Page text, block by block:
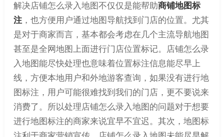
解决店铺怎么录入地图不仅仅是能帮助商铺地图标
注，也方便用户通过地图导航找到门店的位置。尤其
是对于商家而言，基本都会考虑在几个主流导航地图
甚至是全网地图上面进行门店位置标记。店铺怎么录
入地图能尽快处理也意味着位置标注信息能尽早上
线，方便本地用户和外地游客查询，如果没有进行地
图标注，用户可能很难找到我们的门店，更不要说来
消费了。所以处理店铺怎么录入地图的问题对于想要
进行地图标注的商家来说宜早不宜迟。其次，地图标